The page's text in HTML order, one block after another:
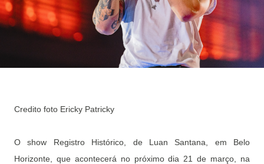
Credito foto Ericky Patricky
O show Registro Histórico, de Luan Santana, em Belo
Horizonte, que acontecerá no próximo dia 21 de março, na